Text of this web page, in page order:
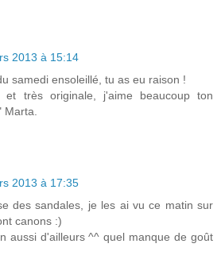
2013 à 15:14
samedi ensoleillé, tu as eu raison !
et très originale, j'aime beaucoup ton
2013 à 17:35
des sandales, je les ai vu ce matin sur
canons :)
aussi d'ailleurs ^^ quel manque de goût